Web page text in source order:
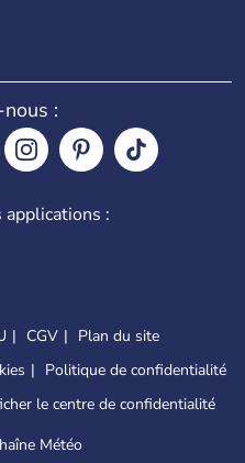
:
applications :
CGV
Plan du site
Politique de confidentialité
le centre de confidentialité
Météo